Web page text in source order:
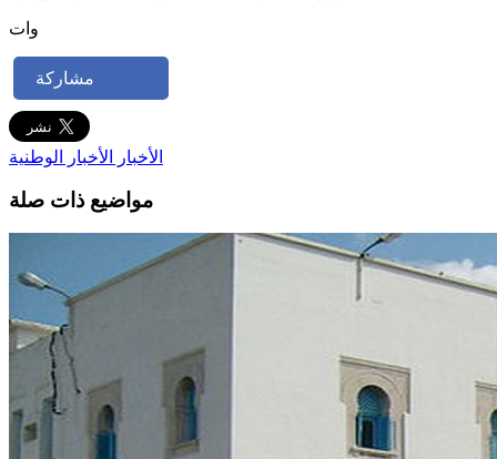
وات
مشاركة
الأخبار الأخبار الوطنية
مواضيع ذات صلة